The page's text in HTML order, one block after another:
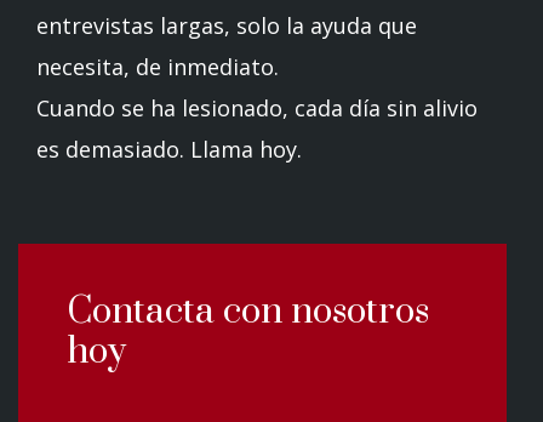
entrevistas largas, solo la ayuda que
necesita, de inmediato.
Cuando se ha lesionado, cada día sin alivio
es demasiado. Llama hoy.
Contacta con nosotros
hoy